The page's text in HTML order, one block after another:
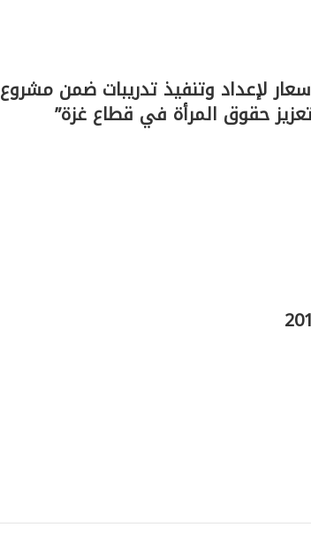
عروض أسعار لإعداد وتنفيذ تدريبات ضمن مشروع
حقوق المرأة في قطاع غزة”